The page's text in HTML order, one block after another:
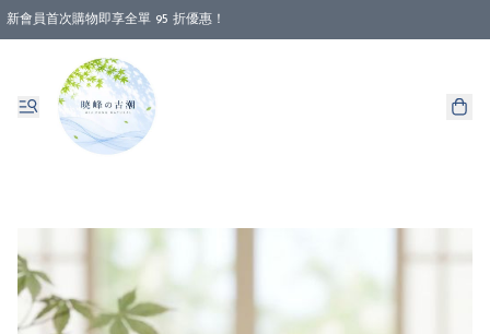
新會員首次購物即享全單 95 折優惠！
消費即享全單 88 折優惠！